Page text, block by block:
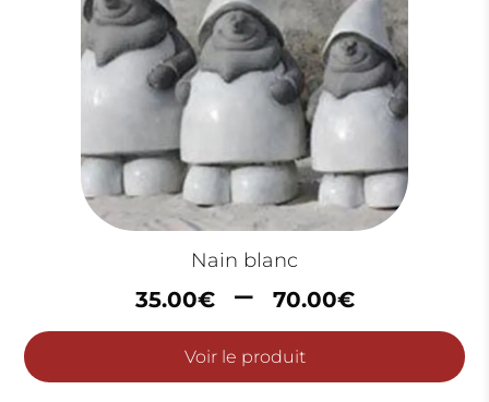
Nain blanc
35.00€ – 70.00€Plage
de
35.00€
Voir le produit